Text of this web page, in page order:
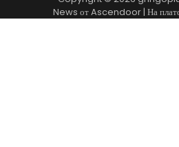
News отAscendoor| На